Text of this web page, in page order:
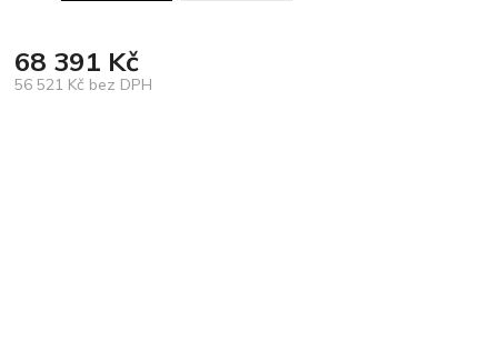
68 391 Kč
56 521 Kč bez DPH